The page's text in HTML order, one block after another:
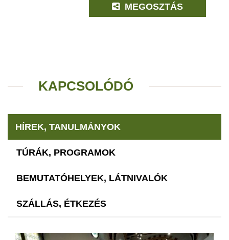
MEGOSZTÁS
KAPCSOLÓDÓ
HÍREK, TANULMÁNYOK
TÚRÁK, PROGRAMOK
BEMUTATÓHELYEK, LÁTNIVALÓK
SZÁLLÁS, ÉTKEZÉS